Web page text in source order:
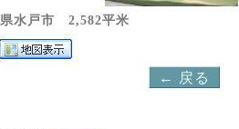
水戸市 2,582平米
← 戻る